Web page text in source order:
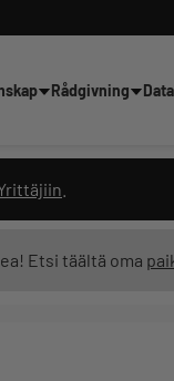
Rådgivning
Etsi täältä oma